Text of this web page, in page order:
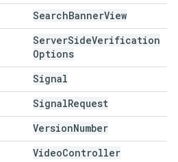
SearchBannerView
ServerSideVerification
Options
Signal
SignalRequest
VersionNumber
VideoController